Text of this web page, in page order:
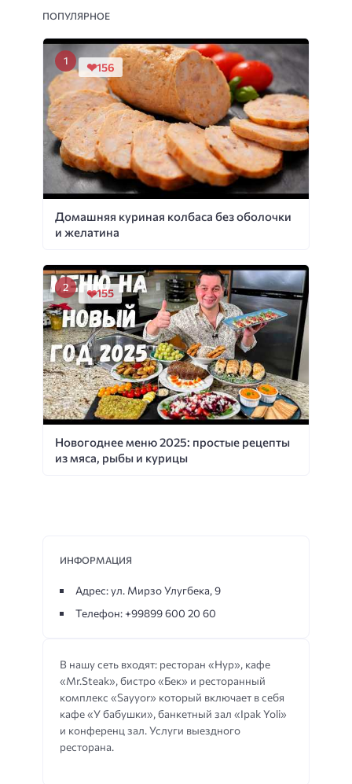
ПОПУЛЯРНОЕ
Домашняя куриная колбаса без оболочки
и желатина
156
Новогоднее меню 2025: простые рецепты
из мяса, рыбы и курицы
155
В нашу сеть входят: ресторан «Нур», кафе
«Mr.Steak», бистро «Бек» и ресторанный
комплекс «Sayyor» который включает в себя
кафе «У бабушки», банкетный зал «Ipak Yoli»
и конференц зал. Услуги выездного
ресторана.
ИНФОРМАЦИЯ
Адрес: ул. Мирзо Улугбека, 9
Телефон: +99899 600 20 60